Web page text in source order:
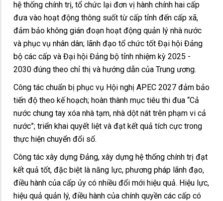
hệ thống chính trị, tổ chức lại đơn vị hành chính hai cấp
đưa vào hoạt động thông suốt từ cấp tỉnh đến cấp xã,
đảm bảo không gián đoạn hoạt động quản lý nhà nước
và phục vụ nhân dân; lãnh đạo tổ chức tốt Đại hội Đảng
bộ các cấp và Đại hội Đảng bộ tỉnh nhiệm kỳ 2025 -
2030 đúng theo chỉ thị và hướng dẫn của Trung ương.
Công tác chuẩn bị phục vụ Hội nghị APEC 2027 đảm bảo
tiến độ theo kế hoạch; hoàn thành mục tiêu thi đua “Cả
nước chung tay xóa nhà tạm, nhà dột nát trên phạm vi cả
nước”; triển khai quyết liệt và đạt kết quả tích cực trong
thực hiện chuyển đổi số.
Công tác xây dựng Đảng, xây dựng hệ thống chính trị đạt
kết quả tốt, đặc biệt là năng lực, phương pháp lãnh đạo,
điều hành của cấp ủy có nhiều đổi mới hiệu quả. Hiệu lực,
hiệu quả quản lý, điều hành của chính quyền các cấp có